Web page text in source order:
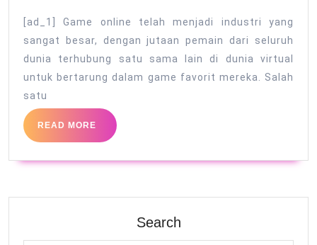
Dunia
Warganet88:
Melihat
Dekat
Komunitas
Game
Populer
[ad_1] Game online telah menjadi industri yang
sangat besar, dengan jutaan pemain dari seluruh
dunia terhubung satu sama lain di dunia virtual
untuk bertarung dalam game favorit mereka. Salah
satu
READ MORE
READ
MORE
Search